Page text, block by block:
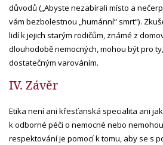
důvodů („Abyste nezabírali místo a
vám bezbolestnou „humánní“ smrt“).
lidí k jejich starým rodičům, známé z
dlouhodobě nemocných, mohou být pro
dostatečným varováním.
IV. Závěr
Etika není ani křesťanská specialita ani
k odborné péči o nemocné nebo
respektování je pomocí k tomu, aby se s